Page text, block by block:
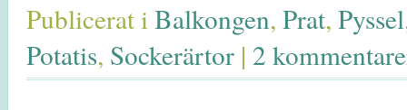
Publicerat iBalkongen, Prat, Pyssel
Potatis, Sockerärtor | 2